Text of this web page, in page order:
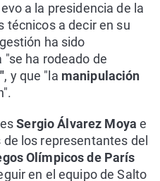
a la presidencia de la
técnicos a decir en su
ha sido
"se ha rodeado de
, y que "la manipulación
Sergio Álvarez Moya e
de los representantes del
Olímpicos de París
en el equipo de Salto